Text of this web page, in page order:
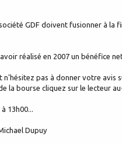
GDF doivent fusionner à la
réalisé en 2007 un bénéfice
n'hésitez pas à donner votre avis
la bourse cliquez sur le lecteur
13h00...
Dupuy